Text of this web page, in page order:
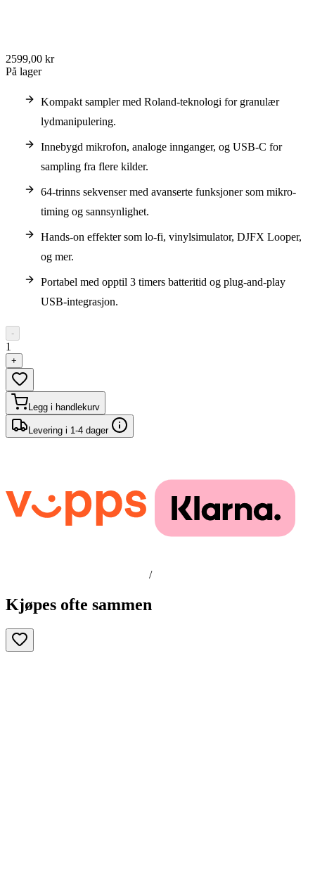
2599,00 kr
På lager
Kompakt sampler med Roland-teknologi for granulær
lydmanipulering.
Innebygd mikrofon, analoge innganger, og USB-C for
sampling fra flere kilder.
64-trinns sekvenser med avanserte funksjoner som mikro-
timing og sannsynlighet.
Hands-on effekter som lo-fi, vinylsimulator, DJFX Looper,
og mer.
Portabel med opptil 3 timers batteritid og plug-and-play
USB-integrasjon.
-
1
+
Legg i handlekurv
Levering i 1-4 dager
/
Kjøpes ofte sammen